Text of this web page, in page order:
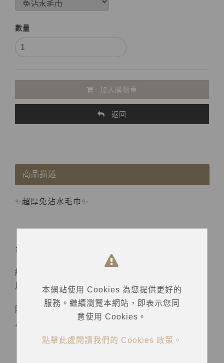
數量
加入購物車
返回
商品描述
✨超厚免沾水毛巾✨
台灣品牌獨家訂製
繼熱銷商品「壓縮毛浴巾」後，再次推出可直接使
用的免沾水式毛浴巾 .ᐟ.ᐟ
陪你走過世界大街小巷，做你最好的旅行好夥伴
₊⁺༶༶
本網站使用 Cookies 為您提供更好的
服務。繼續瀏覽本網站，即表示您同
意使用 Cookies。
點擊此處閱讀我們的 Cookies 政策。